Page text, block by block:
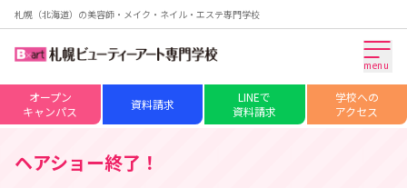
札幌（北海道）の美容師・メイク・ネイル・エステ専門学校
menu
オープン
キャンパス
資料請求
LINEで
資料請求
学校への
アクセス
ヘアショー終了！